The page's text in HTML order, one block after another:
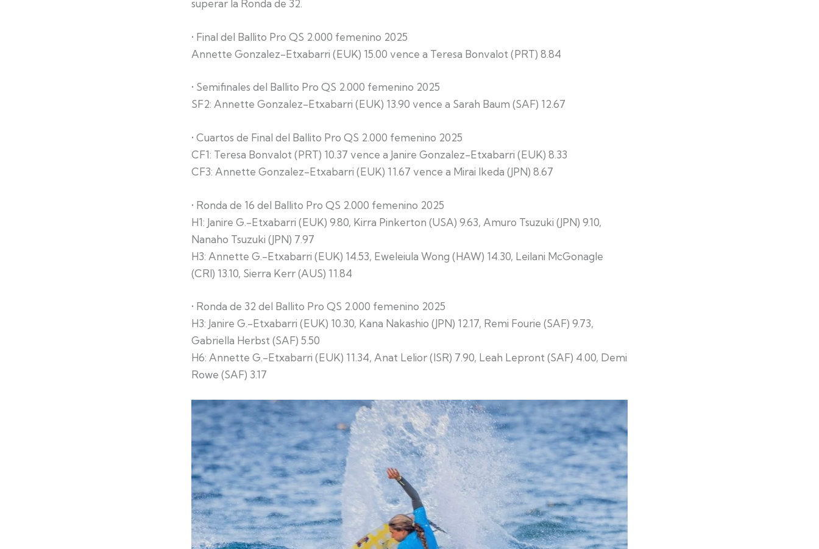
superar la Ronda de 32.
•⁠ ⁠Final del Ballito Pro QS 2.000 femenino 2025
Annette Gonzalez-Etxabarri (EUK) 15.00 vence a Teresa Bonvalot (PRT) 8.84
•⁠ ⁠Semifinales del Ballito Pro QS 2.000 femenino 2025
SF2: Annette Gonzalez-Etxabarri (EUK) 13.90 vence a Sarah Baum (SAF) 12.67
•⁠ ⁠Cuartos de Final del Ballito Pro QS 2.000 femenino 2025
CF1: Teresa Bonvalot (PRT) 10.37 vence a Janire Gonzalez-Etxabarri (EUK) 8.33
CF3: Annette Gonzalez-Etxabarri (EUK) 11.67 vence a Mirai Ikeda (JPN) 8.67
•⁠ ⁠Ronda de 16 del Ballito Pro QS 2.000 femenino 2025
H1: Janire G.-Etxabarri (EUK) 9.80, Kirra Pinkerton (USA) 9.63, Amuro Tsuzuki (JPN) 9.10,
Nanaho Tsuzuki (JPN) 7.97
H3: Annette G.-Etxabarri (EUK) 14.53, Eweleiula Wong (HAW) 14.30, Leilani McGonagle
(CRI) 13.10, Sierra Kerr (AUS) 11.84
•⁠ ⁠Ronda de 32 del Ballito Pro QS 2.000 femenino 2025
H3: Janire G.-Etxabarri (EUK) 10.30, Kana Nakashio (JPN) 12.17, Remi Fourie (SAF) 9.73,
Gabriella Herbst (SAF) 5.50
H6: Annette G.-Etxabarri (EUK) 11.34, Anat Lelior (ISR) 7.90, Leah Lepront (SAF) 4.00, Demi
Rowe (SAF) 3.17